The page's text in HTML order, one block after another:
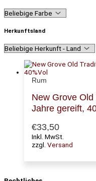
Herkunftsland
Rum
New Grove
Jahre gereift,
€33,50
Inkl. MwSt.
zzgl. Versand